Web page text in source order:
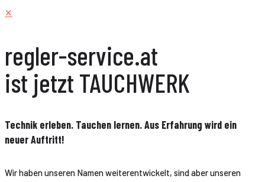
✕
regler-service.at
ist jetzt TAUCHWERK
Technik erleben. Tauchen lernen. Aus Erfahrung wird ein
neuer Auftritt!
Wir haben unseren Namen weiterentwickelt, sind aber unseren